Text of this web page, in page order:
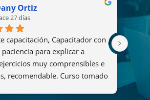
Ortiz
27 días
capacitación, Capacitador con
para explicar a
muy comprensibles e
recomendable. Curso tomado